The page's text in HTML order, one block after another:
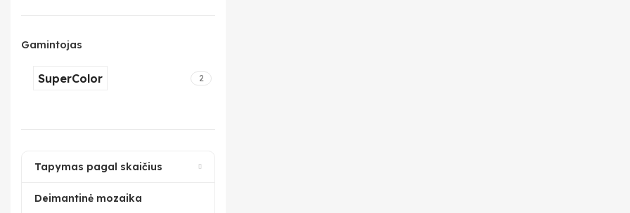
Gamintojas
SuperColor 2
Tapymas pagal skaičius
Deimantinė mozaika